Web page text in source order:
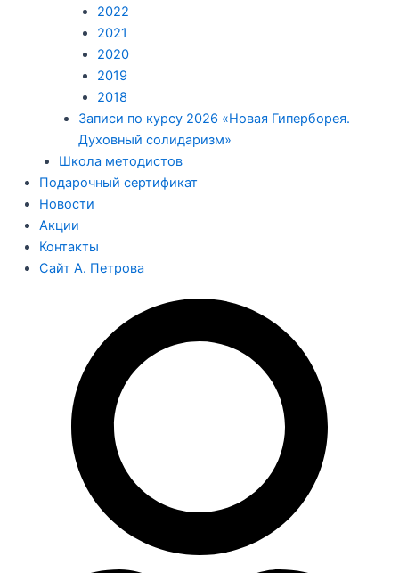
2022
2021
2020
2019
2018
Записи по курсу 2026 «Новая Гиперборея.
Духовный солидаризм»
Школа методистов
Подарочный сертификат
Новости
Акции
Контакты
Сайт А. Петрова